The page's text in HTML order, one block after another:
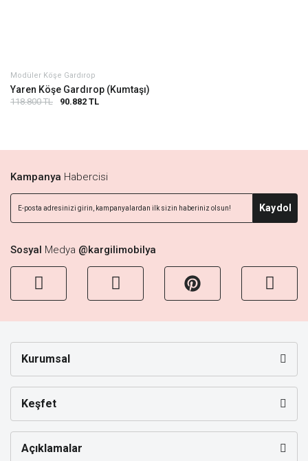
Modüler Köşe Gardırop
Yaren Köşe Gardırop (Kumtaşı)
118.800 TL 90.882 TL
Kampanya Habercisi
Kaydol
Sosyal Medya @kargilimobilya
Kurumsal
Keşfet
Açıklamalar